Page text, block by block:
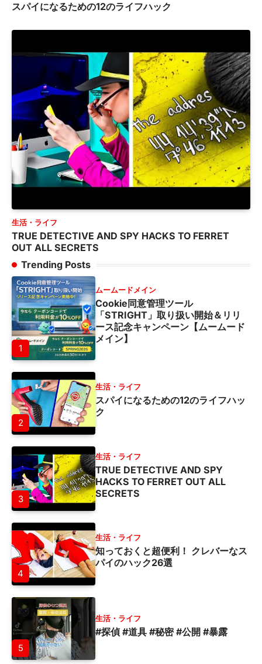
Trending Posts
1
ムームードメイン
Cookie同意管理ツール
「STRIGHT」取り扱い開始＆リリ
ース記念キャンペーン【ムームード
メイン】
2
生活・ライフ
スパイになるための12のライフハッ
ク
3
生活・ライフ
TRUE DETECTIVE AND SPY
HACKS TO FERRET OUT ALL
SECRETS
4
生活・ライフ
知っておくと超便利！ クレバーなス
パイのハック26選
5
生活・ライフ
#探偵 #道具 #秘密 #公開 #暴露
スパイになるための12のライフハック
生活・ライフ
TRUE DETECTIVE AND SPY HACKS TO FERRET
OUT ALL SECRETS